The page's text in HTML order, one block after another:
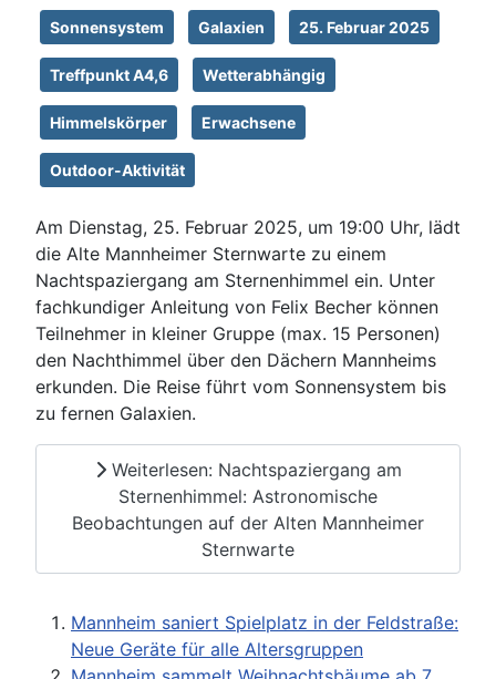
Sonnensystem Galaxien 25. Februar 2025
Treffpunkt A4,6 Wetterabhängig
Himmelskörper Erwachsene
Outdoor-Aktivität
Am Dienstag, 25. Februar 2025, um 19:00 Uhr, lädt
die Alte Mannheimer Sternwarte zu einem
Nachtspaziergang am Sternenhimmel ein. Unter
fachkundiger Anleitung von Felix Becher können
Teilnehmer in kleiner Gruppe (max. 15 Personen)
den Nachthimmel über den Dächern Mannheims
erkunden. Die Reise führt vom Sonnensystem bis
zu fernen Galaxien.
Weiterlesen: Nachtspaziergang am
Sternenhimmel: Astronomische
Beobachtungen auf der Alten Mannheimer
Sternwarte
Mannheim saniert Spielplatz in der Feldstraße:
Neue Geräte für alle Altersgruppen